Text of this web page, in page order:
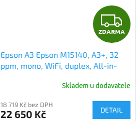
Z
D
R
M
ZDARMA
Epson A3 Epson M15140, A3+, 32
ppm, mono, WiFi, duplex, All-in-
Skladem u dodavatele
18 719 Kč bez DPH
22 650 Kč DETAIL